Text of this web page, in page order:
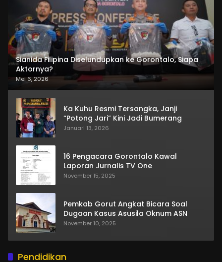
Sianida Filipina Diselundupkan ke Gorontalo, Siapa
Aktornya?
Mei 6, 2026
Ka Kuhu Resmi Tersangka, Janji
“Potong Jari” Kini Jadi Bumerang
Januari 13, 2026
16 Pengacara Gorontalo Kawal
Laporan Jurnalis TV One
November 15, 2025
Pemkab Gorut Angkat Bicara Soal
Dugaan Kasus Asusila Oknum ASN
November 10, 2025
Pendidikan